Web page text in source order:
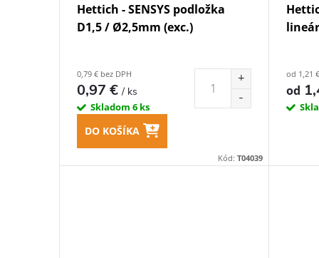
Hettich - SENSYS podložka
D1,5 / Ø2,5mm (exc.)
0,79 € bez DPH
0,97 €/ ks
Skladom 6 ks
DO KOŠÍKA
Kód:T04039
od 1,21
od